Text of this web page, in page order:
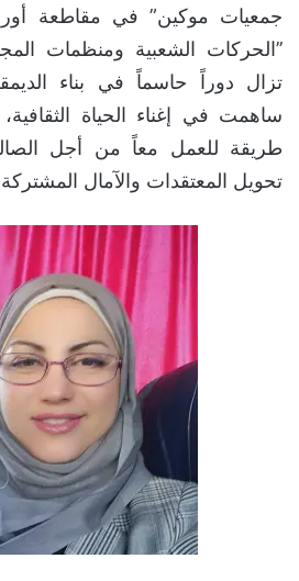
جمعيات موكين” في مقاطعة
’’الحركات الشعبية ومنظمات
تزال دوراً حاسماً في بناء
ساهمت في إغناء الحياة
طريقة للعمل معاً من أجل
تحويل المعتقدات والآمال المشتركة